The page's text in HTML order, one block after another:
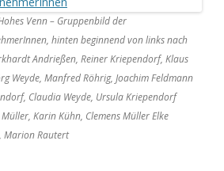
Venn – Gruppenbild der
hinten beginnend von links nach
Andrießen, Reiner Kriependorf, Klaus
Weyde, Manfred Röhrig, Joachim Feldmann
Claudia Weyde, Ursula Kriependorf
Karin Kühn, Clemens Müller Elke
Marion Rautert